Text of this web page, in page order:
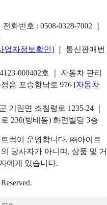
전화번호 : 0508-0328-7002
업자정보확인]
｜ 통신판매번
000402호 ｜ 자동차 관리
읍 포승항남로 976 [자동차
기린면 조침령로 1235-24 ｜
230(방배동) 화련빌딩 3층
럭이 운영합니다. ㈜아이트
당사자가 아니며, 상품 및 거
에게 있습니다.